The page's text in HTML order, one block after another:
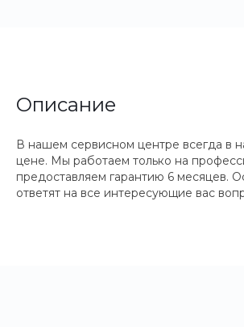
Описание
В нашем сервисном центре всегда в
цене. Мы работаем только на
предоставляем гарантию 6 месяцев.
ответят на все интересующие вас